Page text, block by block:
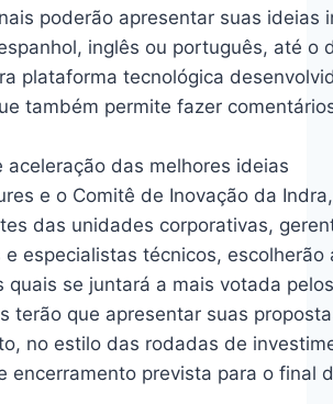
poderão apresentar suas ideias
inglês ou português, até o
plataforma tecnológica
também permite fazer
aceleração das melhores ideias
e o Comitê de Inovação da
das unidades corporativas,
e especialistas técnicos, escolherão
quais se juntará a mais votada
terão que apresentar suas
no estilo das rodadas de
encerramento prevista para o final